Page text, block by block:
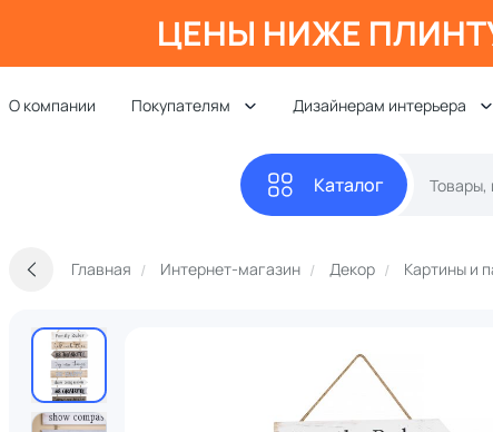
ЦЕНЫ НИЖЕ
О компании Покупателям Дизайнерам интерьера
Каталог
Главная Интернет-магазин Декор Картины и